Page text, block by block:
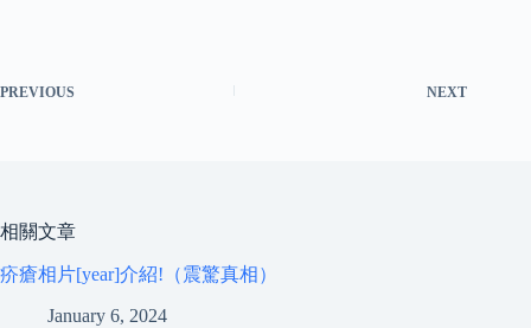
PREVIOUS NEXT
相關文章
疥瘡相片[year]介紹!（震驚真相）
January 6, 2024